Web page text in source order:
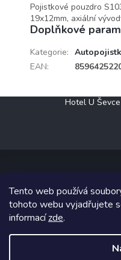
Tento web používá
tohoto webu vyjadřujete
informacízde.
Pojistkové pouzdro
19x12mm, axiální
Doplňkové
Kategorie:
EAN:
Hotel U Ševce
Copyright 2026Elektro
Grafický návrh vytvořil a na